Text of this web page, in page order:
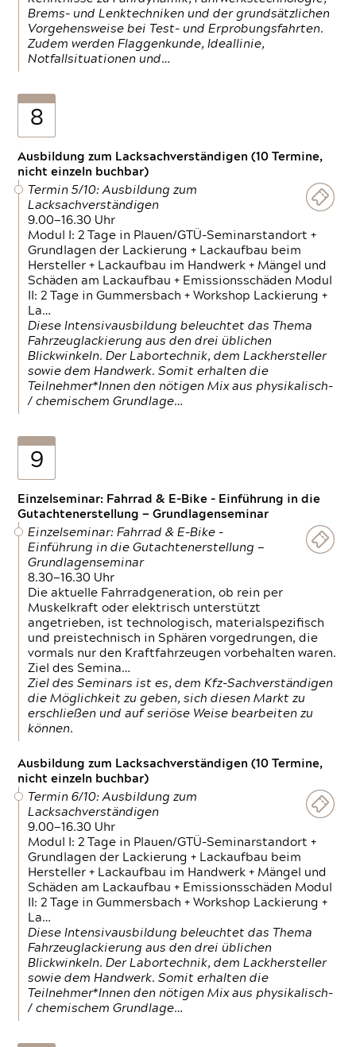
Brems- und Lenktechniken und der grundsätzlichen
Vorgehensweise bei Test- und Erprobungsfahrten.
Zudem werden Flaggenkunde, Ideallinie,
Notfallsituationen und…
8
Ausbildung zum Lacksachverständigen (10 Termine,
nicht einzeln buchbar)
Termin 5/10: Ausbildung zum
Lacksachverständigen
9.00—16.30 Uhr
Modul I: 2 Tage in Plauen/GTÜ-Seminarstandort +
Grundlagen der Lackierung + Lackaufbau beim
Hersteller + Lackaufbau im Handwerk + Mängel und
Schäden am Lackaufbau + Emissionsschäden Modul
II: 2 Tage in Gummersbach + Workshop Lackierung +
La…
Diese Intensivausbildung beleuchtet das Thema
Fahrzeuglackierung aus den drei üblichen
Blickwinkeln. Der Labortechnik, dem Lackhersteller
sowie dem Handwerk. Somit erhalten die
Teilnehmer*Innen den nötigen Mix aus physikalisch-
/ chemischem Grundlage…
9
Einzelseminar: Fahrrad & E-Bike - Einführung in die
Gutachtenerstellung — Grundlagenseminar
Einzelseminar: Fahrrad & E-Bike -
Einführung in die Gutachtenerstellung —
Grundlagenseminar
8.30—16.30 Uhr
Die aktuelle Fahrradgeneration, ob rein per
Muskelkraft oder elektrisch unterstützt
angetrieben, ist technologisch, materialspezifisch
und preistechnisch in Sphären vorgedrungen, die
vormals nur den Kraftfahrzeugen vorbehalten waren.
Ziel des Semina…
Ziel des Seminars ist es, dem Kfz-Sachverständigen
die Möglichkeit zu geben, sich diesen Markt zu
erschließen und auf seriöse Weise bearbeiten zu
können.
Ausbildung zum Lacksachverständigen (10 Termine,
nicht einzeln buchbar)
Termin 6/10: Ausbildung zum
Lacksachverständigen
9.00—16.30 Uhr
Modul I: 2 Tage in Plauen/GTÜ-Seminarstandort +
Grundlagen der Lackierung + Lackaufbau beim
Hersteller + Lackaufbau im Handwerk + Mängel und
Schäden am Lackaufbau + Emissionsschäden Modul
II: 2 Tage in Gummersbach + Workshop Lackierung +
La…
Diese Intensivausbildung beleuchtet das Thema
Fahrzeuglackierung aus den drei üblichen
Blickwinkeln. Der Labortechnik, dem Lackhersteller
sowie dem Handwerk. Somit erhalten die
Teilnehmer*Innen den nötigen Mix aus physikalisch-
/ chemischem Grundlage…